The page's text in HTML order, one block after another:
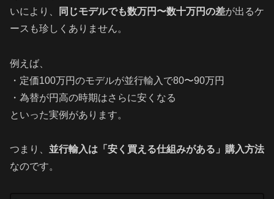
いにより、
同じモデルでも数万円〜数十万円の差が出るケ
ースも珍しくありません。
例えば、
・定価100万円のモデルが並行輸入で80〜90万円
・為替が円高の時期はさらに安くなる
といった実例があります。
つまり、 並行輸入は「安く買える仕組みがある」購入方法
なのです。